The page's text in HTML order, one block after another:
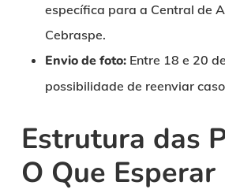
específica para a Central de
Cebraspe.
Envio de foto:Entre 18 e 20
possibilidade de reenviar
Estrutura das
O Que Esperar